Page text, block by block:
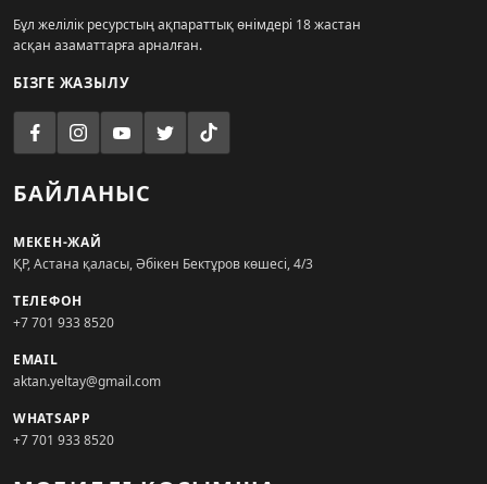
Бұл желілік ресурстың ақпараттық өнімдері 18 жастан
асқан азаматтарға арналған.
БІЗГЕ ЖАЗЫЛУ
БАЙЛАНЫС
МЕКЕН-ЖАЙ
ҚР, Астана қаласы, Әбікен Бектұров көшесі, 4/3
ТЕЛЕФОН
+7 701 933 8520
EMAIL
aktan.yeltay@gmail.com
WHATSAPP
+7 701 933 8520